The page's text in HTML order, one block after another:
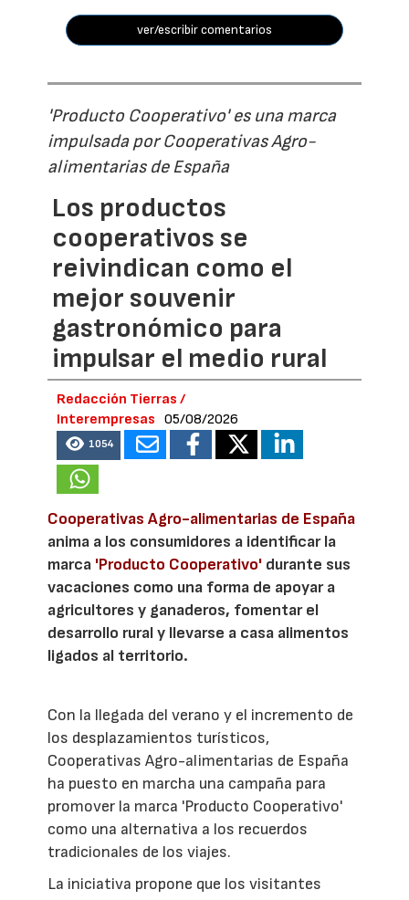
ver/escribir comentarios
'Producto Cooperativo' es una marca
impulsada por Cooperativas Agro-
alimentarias de España
Los productos
cooperativos se
reivindican como el
mejor souvenir
gastronómico para
impulsar el medio rural
Redacción Tierras /
Interempresas
05/08/2026
1054
Cooperativas Agro-alimentarias de España
anima a los consumidores a identificar la
marca 'Producto Cooperativo' durante sus
vacaciones como una forma de apoyar a
agricultores y ganaderos, fomentar el
desarrollo rural y llevarse a casa alimentos
ligados al territorio.
Con la llegada del verano y el incremento de
los desplazamientos turísticos,
Cooperativas Agro-alimentarias de España
ha puesto en marcha una campaña para
promover la marca 'Producto Cooperativo'
como una alternativa a los recuerdos
tradicionales de los viajes.
La iniciativa propone que los visitantes